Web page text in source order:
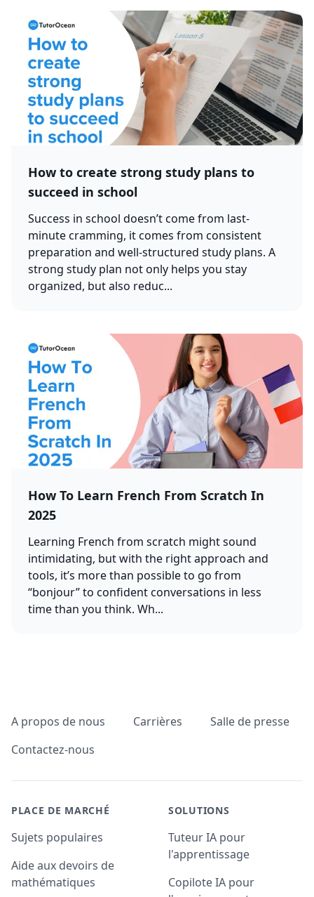
How to create strong study plans to
succeed in school
Success in school doesn’t come from last-
minute cramming, it comes from consistent
preparation and well-structured study plans. A
strong study plan not only helps you stay
organized, but also reduc...
How To Learn French From Scratch In
2025
Learning French from scratch might sound
intimidating, but with the right approach and
tools, it’s more than possible to go from
“bonjour” to confident conversations in less
time than you think. Wh...
A propos de nous Carrières
Salle de presse
Contactez-nous
PLACE DE MARCHÉ
Sujets populaires
Aide aux devoirs de
mathématiques
SOLUTIONS
Tuteur IA pour
l'apprentissage
Copilote IA pour